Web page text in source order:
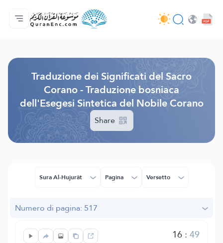
Home
Indice traduzioni
Audio
Servizi per sviluppatori - API
Sul progetto
Contattaci
Lingua
Traduzione dei Significati del Sacro
Corano - Traduzione bosniaca
dell'Esegesi Sintetica del Nobile Corano
Share
Sura Al-Hujurât Pagina Versetto
Numero di pagina: 517
16:49